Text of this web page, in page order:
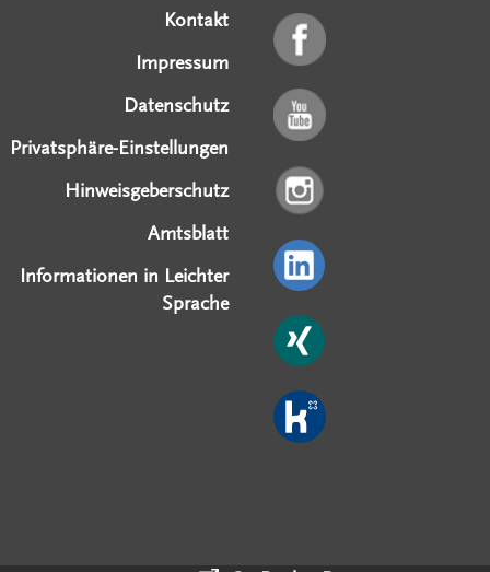
Kontakt
Impressum
Datenschutz
Privatsphäre-Einstellungen
Hinweisgeberschutz
Amtsblatt
Informationen in Leichter
Sprache